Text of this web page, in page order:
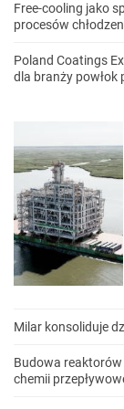
Free-cooling jako
procesów
Poland Coatings
dla branży powłok
Milar konsoliduje
Budowa
chemii